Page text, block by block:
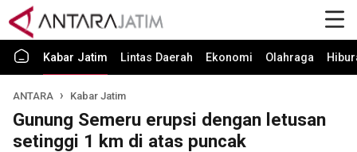
Kabar Jatim Lintas Daerah Ekonomi Olahraga
ANTARA Kabar Jatim
Gunung Semeru erupsi dengan letusan
setinggi 1 km di atas puncak